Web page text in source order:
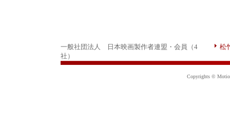
一般社団法人 日本映画製作者連盟・会員（4
社）
松
Copyrights ©